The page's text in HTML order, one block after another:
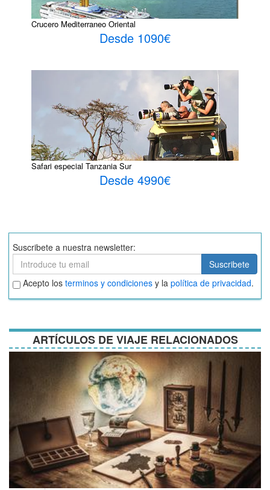
Crucero Mediterraneo Oriental
Desde 1090€
Safari especial Tanzania Sur
Desde 4990€
Suscribete a nuestra newsletter:
Suscribete
Suscribete
Aceptar
términos
y
Acepto los terminos y condiciones y la política de privacidad.
ARTÍCULOS DE VIAJE RELACIONADOS